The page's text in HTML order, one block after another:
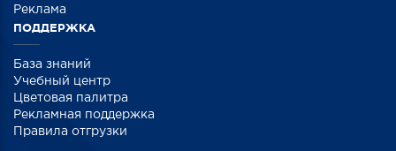
Реклама
ПОДДЕРЖКА
База знаний
Учебный центр
Цветовая палитра
Рекламная поддержка
Правила отгрузки